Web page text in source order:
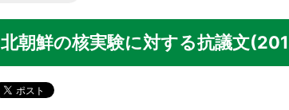
北朝鮮の核実験に対する抗議文